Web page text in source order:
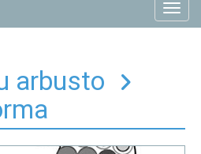
arbusto